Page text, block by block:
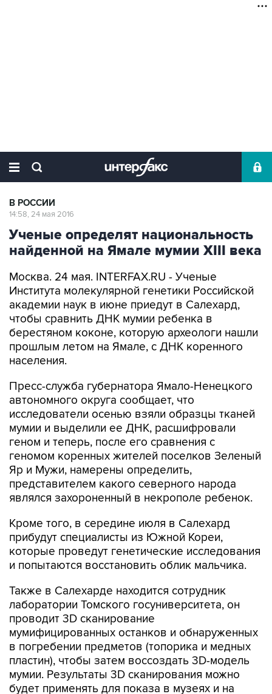
В РОССИИ
14:58, 24 мая 2016
Ученые определят национальность
найденной на Ямале мумии XIII века
Москва. 24 мая. INTERFAX.RU - Ученые
Института молекулярной генетики Российской
академии наук в июне приедут в Салехард,
чтобы сравнить ДНК мумии ребенка в
берестяном коконе, которую археологи нашли
прошлым летом на Ямале, с ДНК коренного
населения.
Пресс-служба губернатора Ямало-Ненецкого
автономного округа сообщает, что
исследователи осенью взяли образцы тканей
мумии и выделили ее ДНК, расшифровали
геном и теперь, после его сравнения с
геномом коренных жителей поселков Зеленый
Яр и Мужи, намерены определить,
представителем какого северного народа
являлся захороненный в некрополе ребенок.
Кроме того, в середине июля в Салехард
прибудут специалисты из Южной Кореи,
которые проведут генетические исследования
и попытаются восстановить облик мальчика.
Также в Салехарде находится сотрудник
лаборатории Томского госуниверситета, он
проводит 3D сканирование
мумифицированных останков и обнаруженных
в погребении предметов (топорика и медных
пластин), чтобы затем воссоздать 3D-модель
мумии. Результаты 3D сканирования можно
будет применять для показа в музеях и на